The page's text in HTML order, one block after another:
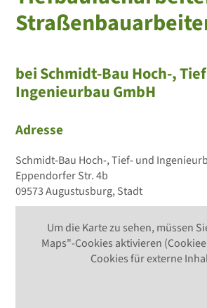
bei Schmidt-Bau Hoch-,
Ingenieurbau GmbH
Adresse
Schmidt-Bau Hoch-, Tief- und
Eppendorfer Str. 4b
09573 Augustusburg, Stadt
Um die Karte zu sehen, müssen
Maps"-Cookies aktivieren
Cookies für externe